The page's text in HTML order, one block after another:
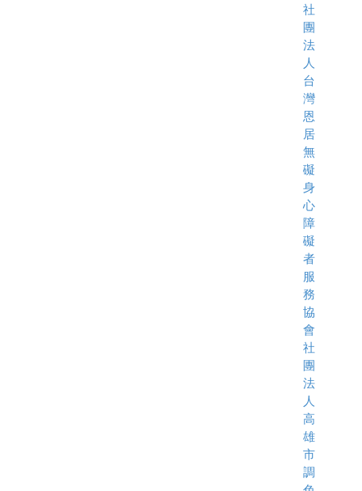
社
團
法
人
台
灣
恩
居
無
礙
身
心
障
礙
者
服
務
協
會
社
團
法
人
高
雄
市
調